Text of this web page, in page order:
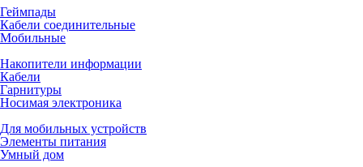
Геймпады
Кабели соединительные
Мобильные
Накопители информации
Кабели
Гарнитуры
Носимая электроника
Для мобильных устройств
Элементы питания
Умный дом